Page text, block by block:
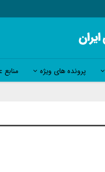
پرونده های ویژه منابع